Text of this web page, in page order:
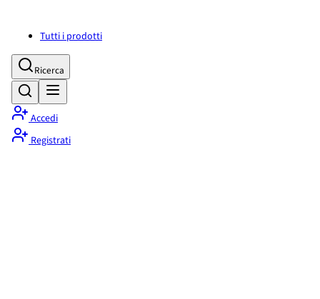
Tutti i prodotti
Ricerca
Accedi
Registrati